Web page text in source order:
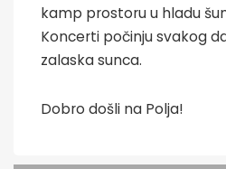
kamp prostoru u hladu
Koncerti počinju svakog
zalaska sunca.
Dobro došli na Polja!